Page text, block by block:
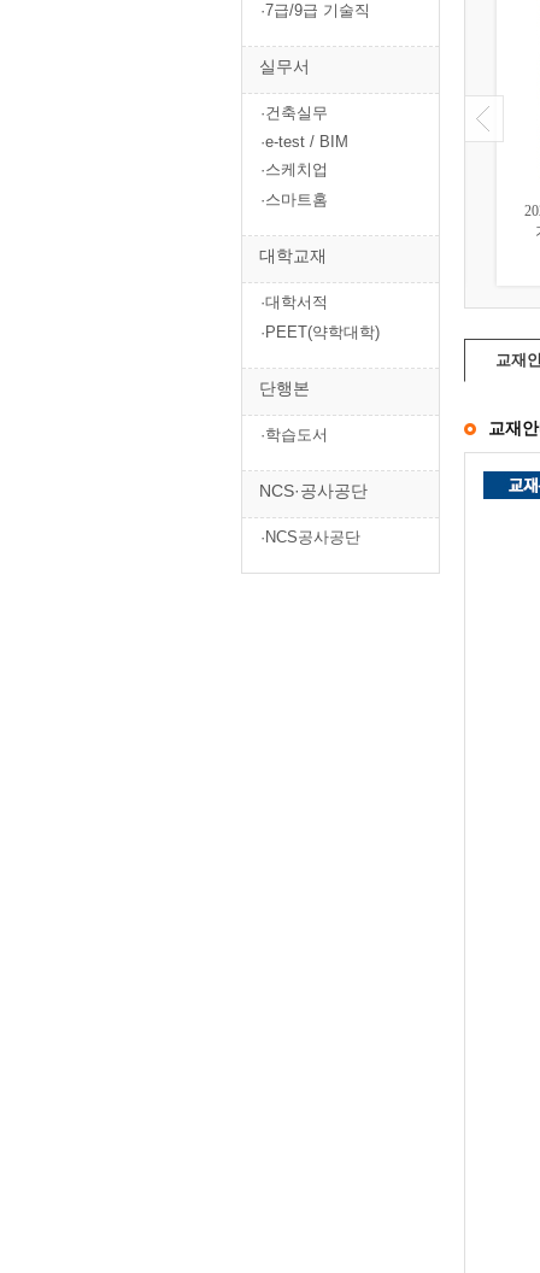
·7급/9급 기술직
실무서
·건축실무
·e-test / BIM
·스케치업
·스마트홈
대학교재
·대학서적
·PEET(약학대학)
단행본
·학습도서
NCS·공사공단
·NCS공사공단
2026 토목기사·토목산업
기사필기 시리즈(...
151,200원
2026
기
교재
교재